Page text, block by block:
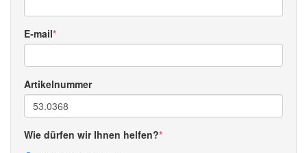
E-mail
Artikelnummer
Wie dürfen wir Ihnen helfen?